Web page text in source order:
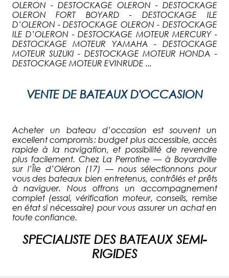
OLERON - DESTOCKAGE OLERON - DESTOCKAGE
OLERON FORT BOYARD - DESTOCKAGE ILE
D’OLERON - DESTOCKAGE OLERON - DESTOCKAGE
ILE D’OLERON - DESTOCKAGE MOTEUR MERCURY -
DESTOCKAGE MOTEUR YAMAHA - DESTOCKAGE
MOTEUR SUZUKI - DESTOCKAGE MOTEUR HONDA -
DESTOCKAGE MOTEUR EVINRUDE ...
VENTE DE BATEAUX D'OCCASION
Acheter un bateau d’occasion est souvent un
excellent compromis : budget plus accessible, accès
rapide à la navigation, et possibilité de revendre
plus facilement. Chez La Perrotine — à Boyardville
sur l’Île d’Oléron (17) — nous sélectionnons pour
vous des bateaux bien entretenus, contrôlés et prêts
à naviguer. Nous offrons un accompagnement
complet (essai, vérification moteur, conseils, remise
en état si nécessaire) pour vous assurer un achat en
toute confiance.
SPECIALISTE DES BATEAUX SEMI-
RIGIDES